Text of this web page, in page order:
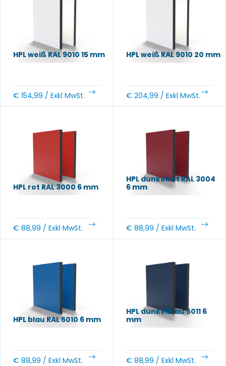
HPL weiß RAL 9010 15 mm
€ 154,99 / Exkl MwSt.
HPL weiß RAL 9010 20 mm
€ 204,99 / Exkl MwSt.
HPL rot RAL 3000 6 mm
€ 88,99 / Exkl MwSt.
HPL dunkelrot RAL 3004
6 mm
€ 88,99 / Exkl MwSt.
HPL blau RAL 5010 6 mm
€ 88,99 / Exkl MwSt.
HPL dunkelblau 5011 6
mm
€ 88,99 / Exkl MwSt.